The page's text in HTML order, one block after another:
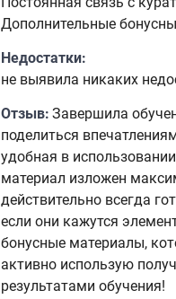
Дополнительные
Недостатки:
не выявила никаких
Отзыв: Завершила
поделиться
удобная в
материал изложен
действительно всегда
если они кажутся
бонусные материалы,
активно использую
результатами обучения!